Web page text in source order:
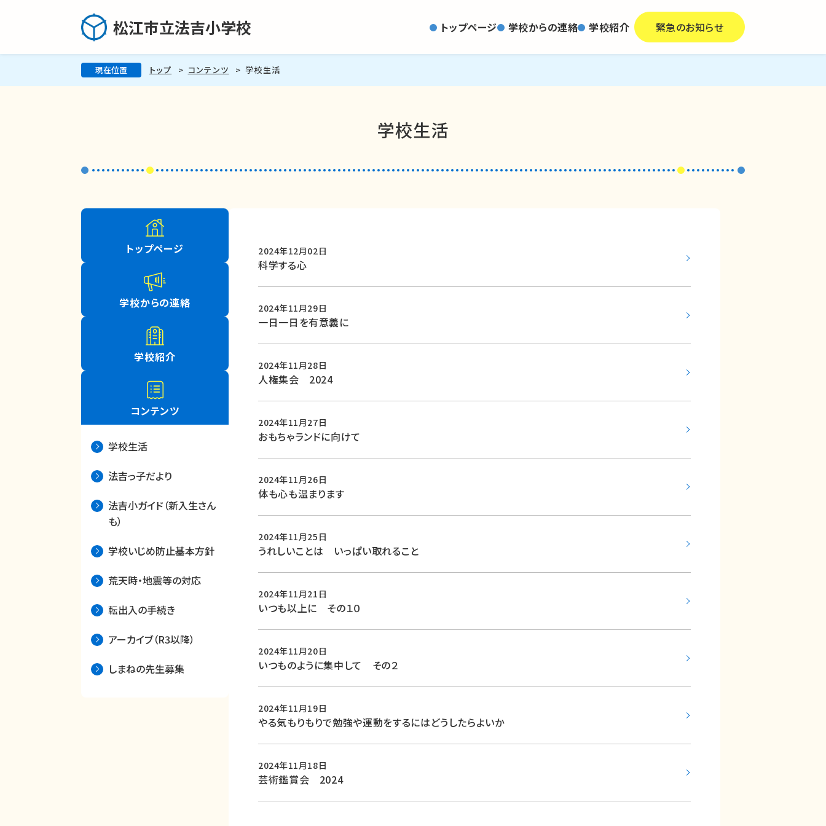
松江市立法吉小学校 トップページ 学校からの連絡 学校紹介 緊急のお知らせ
現在位置 トップ コンテンツ 学校生活
学校生活
2024年12月02日
科学する心
2024年11月29日
一日一日を有意義に
2024年11月28日
人権集会 2024
2024年11月27日
おもちゃランドに向けて
2024年11月26日
体も心も温まります
2024年11月25日
うれしいことは いっぱい取れること
2024年11月21日
いつも以上に その１０
2024年11月20日
いつものように集中して その２
2024年11月19日
やる気もりもりで勉強や運動をするにはどうしたらよいか
2024年11月18日
芸術鑑賞会 2024
トップページ
学校からの連絡
学校紹介
コンテンツ
学校生活
法吉っ子だより
法吉小ガイド（新入生さん
も）
学校いじめ防止基本方針
荒天時・地震等の対応
転出入の手続き
アーカイブ（R3以降）
しまねの先生募集